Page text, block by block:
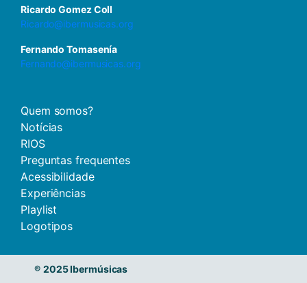
Ricardo Gomez Coll
Ricardo@ibermusicas.org
Fernando Tomasenía
Fernando@ibermusicas.org
Quem somos?
Notícias
RIOS
Preguntas frequentes
Acessibilidade
Experiências
Playlist
Logotipos
® 2025 Ibermúsicas